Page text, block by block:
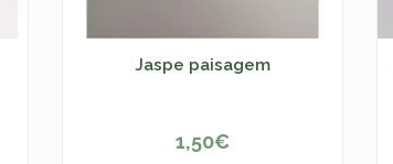
Jaspe paisagem
+
1,50€